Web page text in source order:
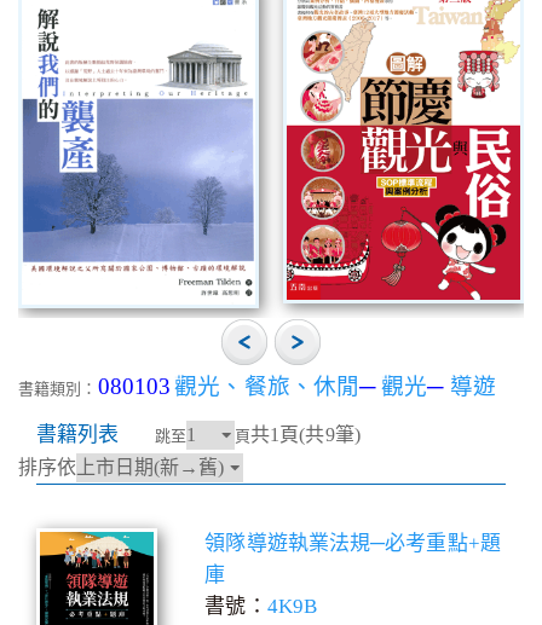
書籍類別： 080103 觀光、餐旅、休閒─觀光─ 導遊
書籍列表 跳至 頁共1頁(共9筆)
排序依
領隊導遊執業法規─必考重點+題
庫
書號： 4K9B